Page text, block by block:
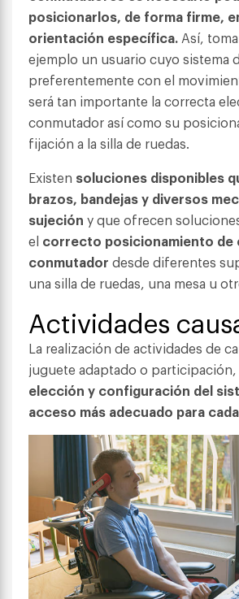
posicionarlos, de forma firme,
orientación específica. Así,
ejemplo un usuario cuyo sistema
preferentemente con el
será tan importante la correcta
conmutador así como su
fijación a la silla de ruedas.
Existen soluciones disponibles
brazos, bandejas y diversos
sujeción y que ofrecen
el correcto posicionamiento de
conmutador desde diferentes
una silla de ruedas, una mesa u
Actividades
La realización de actividades de
juguete adaptado o participación,
elección y configuración del
acceso más adecuado para